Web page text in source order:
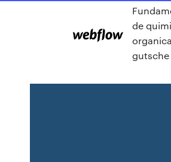
de
organica